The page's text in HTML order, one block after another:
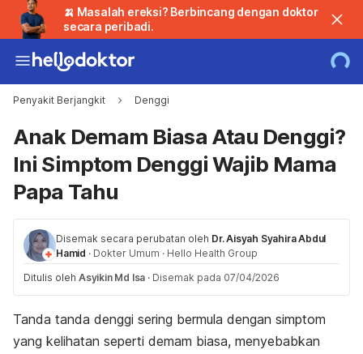
🍌 Masalah ereksi? Berbincang dengan doktor
secara peribadi.
Penyakit Berjangkit Denggi
Anak Demam Biasa Atau Denggi?
Ini Simptom Denggi Wajib Mama
Papa Tahu
Disemak secara perubatan oleh Dr. Aisyah Syahira Abdul
Hamid · Dokter Umum · Hello Health Group
Ditulis oleh Asyikin Md Isa · Disemak pada 07/04/2026
Tanda tanda denggi sering bermula dengan simptom
yang kelihatan seperti demam biasa, menyebabkan